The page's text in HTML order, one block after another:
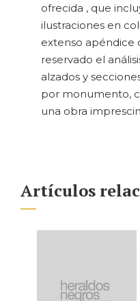
ofrecida , que
ilustraciones en
extenso apéndice
reservado el
alzados y
por monumento,
una obra
Artículos